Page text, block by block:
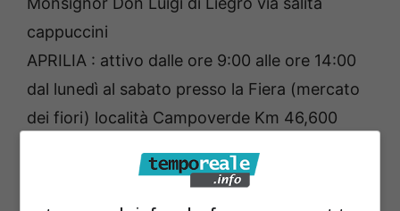
cappuccini
APRILIA : attivo dalle ore 9:00 alle ore 14:00
dal lunedì al sabato presso la Fiera (mercato
dei fiori) località Campoverde Km 46,600
PRIVERNO: attivo dalle ore 8:30 alle ore 13:30
dal lunedì al sabato presso la Casa della